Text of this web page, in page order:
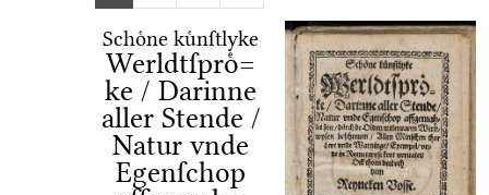
Schoͤne kuͤnſtlyke
Werldtſproͤ=
ke / Darinne
aller Stende /
Natur vnde
Egenſchop